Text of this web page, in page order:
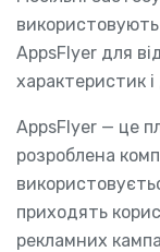
використовують
AppsFlyer для
характеристик і
AppsFlyer — це
розроблена
приходять
рекламних